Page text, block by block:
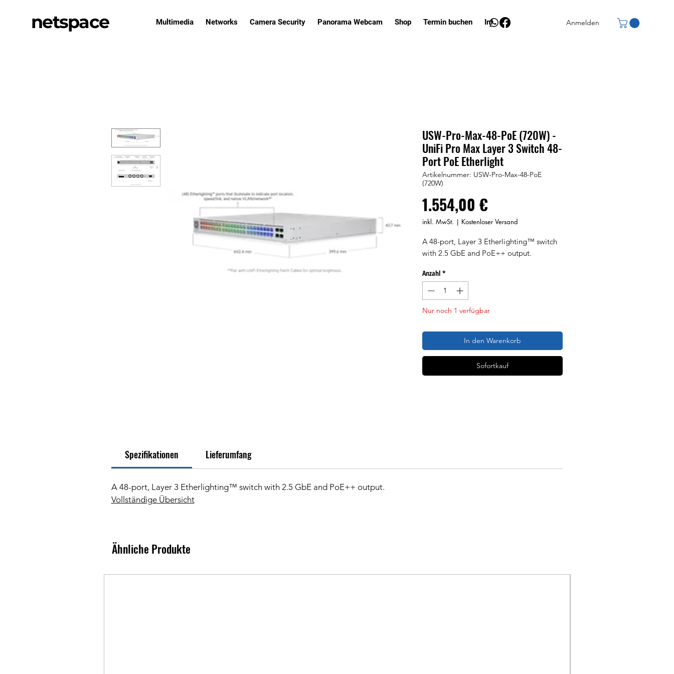
netspace Multimedia Networks Camera Security Panorama Webcam Shop Termin buchen Info Anmelden
USW-Pro-Max-48-PoE (720W) -
UniFi Pro Max Layer 3 Switch 48-
Port PoE Etherlight
Artikelnummer: USW-Pro-Max-48-PoE
(720W)
1.554,00 €Preis
inkl. MwSt. | Kostenloser Versand
A 48-port, Layer 3 Etherlighting™ switch
with 2.5 GbE and PoE++ output.
Anzahl *
Nur noch 1 verfügbar
In den Warenkorb
Sofortkauf
Spezifikationen Lieferumfang
A 48-port, Layer 3 Etherlighting™ switch with 2.5 GbE and PoE++ output.
Vollständige Übersicht
Ähnliche Produkte